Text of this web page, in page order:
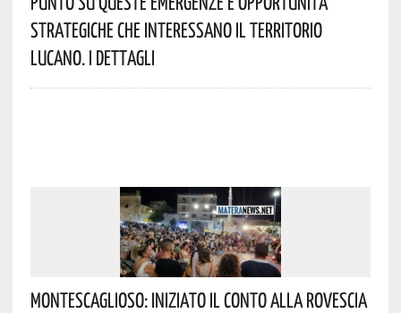
Strategiche Che Interessano Il Territorio
Lucano. I Dettagli
Montescaglioso: Iniziato Il Conto Alla Rovescia